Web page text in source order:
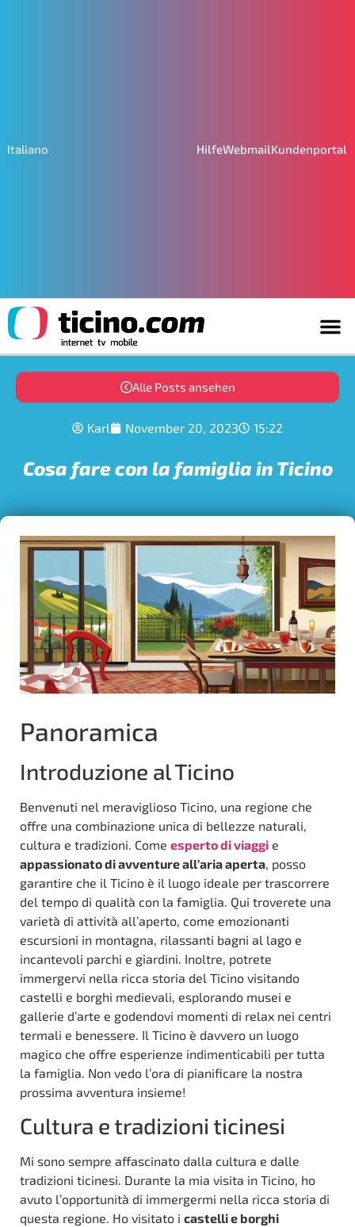
Italiano HilfeWebmailKundenportal
Alle Posts ansehen
Karl November 20, 2023 15:22
Cosa fare con la famiglia in Ticino
Panoramica
Introduzione al Ticino
Benvenuti nel meraviglioso Ticino, una regione che
offre una combinazione unica di bellezze naturali,
cultura e tradizioni. Come esperto di viaggi e
appassionato di avventure all’aria aperta, posso
garantire che il Ticino è il luogo ideale per trascorrere
del tempo di qualità con la famiglia. Qui troverete una
varietà di attività all’aperto, come emozionanti
escursioni in montagna, rilassanti bagni al lago e
incantevoli parchi e giardini. Inoltre, potrete
immergervi nella ricca storia del Ticino visitando
castelli e borghi medievali, esplorando musei e
gallerie d’arte e godendovi momenti di relax nei centri
termali e benessere. Il Ticino è davvero un luogo
magico che offre esperienze indimenticabili per tutta
la famiglia. Non vedo l’ora di pianificare la nostra
prossima avventura insieme!
Cultura e tradizioni ticinesi
Mi sono sempre affascinato dalla cultura e dalle
tradizioni ticinesi. Durante la mia visita in Ticino, ho
avuto l’opportunità di immergermi nella ricca storia di
questa regione. Ho visitato i castelli e borghi